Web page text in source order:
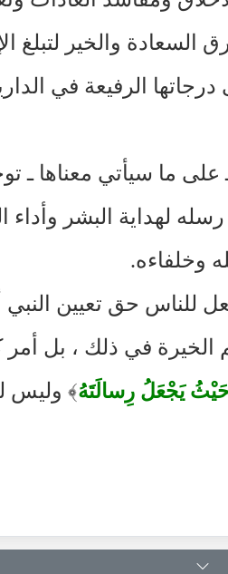
السعادة والخير لتبلغ
درجاتها الرفيعة في
على ما سيأتي معناها ـ
لهداية البشر وأداء
وخلفاءه.
للناس حق تعيين النبي
الخيرة في ذلك ، بل
حَيْثُ يَجْعَلُ رِسالَتَهُ﴾وليس